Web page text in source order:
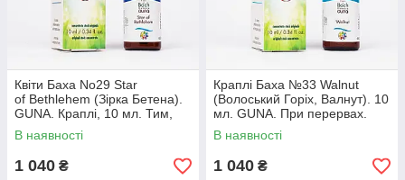
Квіти Баха No29 Star
of Bethlehem (Зірка Бетена).
GUNA. Краплі, 10 мл. Тим,
хто в горі. Під час
випаровування
В наявності
1 040 ₴
Краплі Баха №33 Walnut
(Волоський Горіх, Валнут). 10
мл. GUNA. При перервах.
Стійкість
В наявності
1 040 ₴